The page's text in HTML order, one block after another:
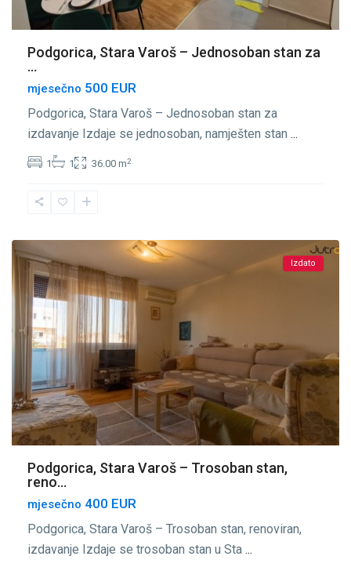
Podgorica, Stara Varoš – Jednosoban stan za
...
mjesečno 500 EUR
Podgorica, Stara Varoš – Jednosoban stan za
izdavanje Izdaje se jednosoban, namješten stan ...
1 1 36.00 m2
Varoš,
Izdato
Podgorica, Stara Varoš – Trosoban stan,
reno...
mjesečno 400 EUR
Podgorica, Stara Varoš – Trosoban stan, renoviran,
izdavanje Izdaje se trosoban stan u Sta ...